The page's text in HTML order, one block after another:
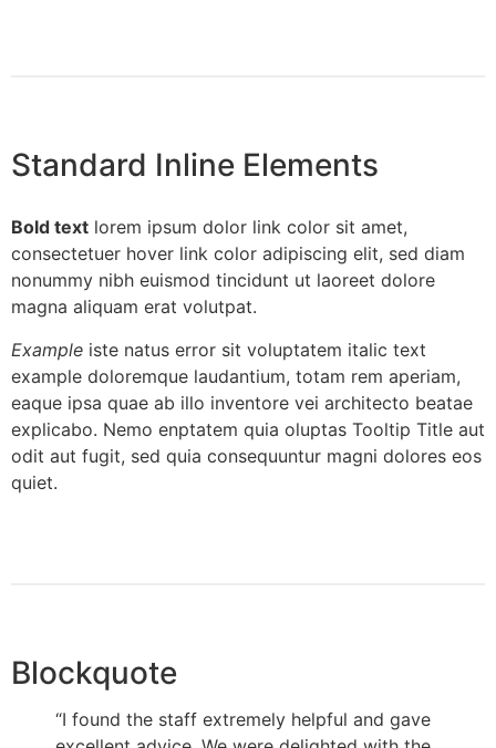
Standard Inline Elements
Bold text lorem ipsum dolor link color sit amet,
consectetuer hover link color adipiscing elit, sed diam
nonummy nibh euismod tincidunt ut laoreet dolore
magna aliquam erat volutpat.
Example iste natus error sit voluptatem italic text
example doloremque laudantium, totam rem aperiam,
eaque ipsa quae ab illo inventore vei architecto beatae
explicabo. Nemo enptatem quia oluptas Tooltip Title aut
odit aut fugit, sed quia consequuntur magni dolores eos
quiet.
Blockquote
“I found the staff extremely helpful and gave